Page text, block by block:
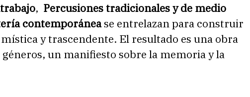
, Percusiones tradicionales y de medio
contemporánease entrelazan para construir
y trascendente. El resultado es una obra
un manifiesto sobre la memoria y la